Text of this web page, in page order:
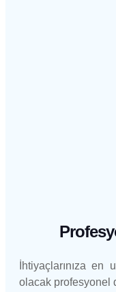
İhtiyaçlarınıza en
olacak profesyonel